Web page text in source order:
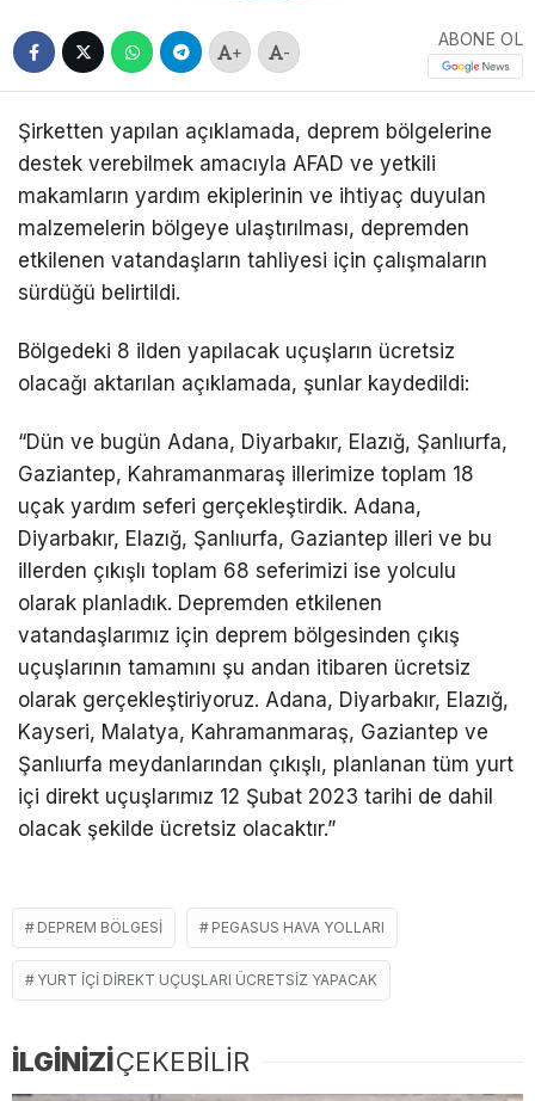
+ -
ABONE OL
Şirketten yapılan açıklamada, deprem bölgelerine
destek verebilmek amacıyla AFAD ve yetkili
makamların yardım ekiplerinin ve ihtiyaç duyulan
malzemelerin bölgeye ulaştırılması, depremden
etkilenen vatandaşların tahliyesi için çalışmaların
sürdüğü belirtildi.
Bölgedeki 8 ilden yapılacak uçuşların ücretsiz
olacağı aktarılan açıklamada, şunlar kaydedildi:
“Dün ve bugün Adana, Diyarbakır, Elazığ, Şanlıurfa,
Gaziantep, Kahramanmaraş illerimize toplam 18
uçak yardım seferi gerçekleştirdik. Adana,
Diyarbakır, Elazığ, Şanlıurfa, Gaziantep illeri ve bu
illerden çıkışlı toplam 68 seferimizi ise yolculu
olarak planladık. Depremden etkilenen
vatandaşlarımız için deprem bölgesinden çıkış
uçuşlarının tamamını şu andan itibaren ücretsiz
olarak gerçekleştiriyoruz. Adana, Diyarbakır, Elazığ,
Kayseri, Malatya, Kahramanmaraş, Gaziantep ve
Şanlıurfa meydanlarından çıkışlı, planlanan tüm yurt
içi direkt uçuşlarımız 12 Şubat 2023 tarihi de dahil
olacak şekilde ücretsiz olacaktır.”
DEPREM BÖLGESI PEGASUS HAVA YOLLARI
YURT IÇI DIREKT UÇUŞLARI ÜCRETSIZ YAPACAK
İLGİNİZİÇEKEBİLİR